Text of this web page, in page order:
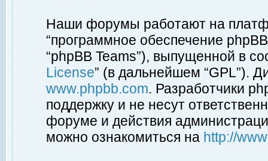
Наши форумы работают на
“программное обеспечение
“phpBB Teams”), выпущенной в
License” (в дальнейшем “GPL”).
www.phpbb.com. Разработчики
поддержку и не несут
форуме и действия
можно ознакомиться на http://